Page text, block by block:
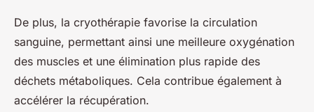
De plus, la cryothérapie favorise la circulation
sanguine, permettant ainsi une meilleure oxygénation
des muscles et une élimination plus rapide des
déchets métaboliques. Cela contribue également à
accélérer la récupération.